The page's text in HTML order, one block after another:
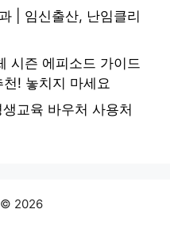
| 임신출산, 난임클리
시즌 에피소드 가이드
! 놓치지 마세요
교육 바우처 사용처
2026